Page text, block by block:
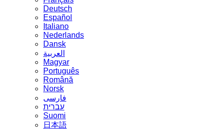
Deutsch
Español
Italiano
Nederlands
Dansk
العربية
Magyar
Português
Română
Norsk
فارسی
עברית
Suomi
日本語